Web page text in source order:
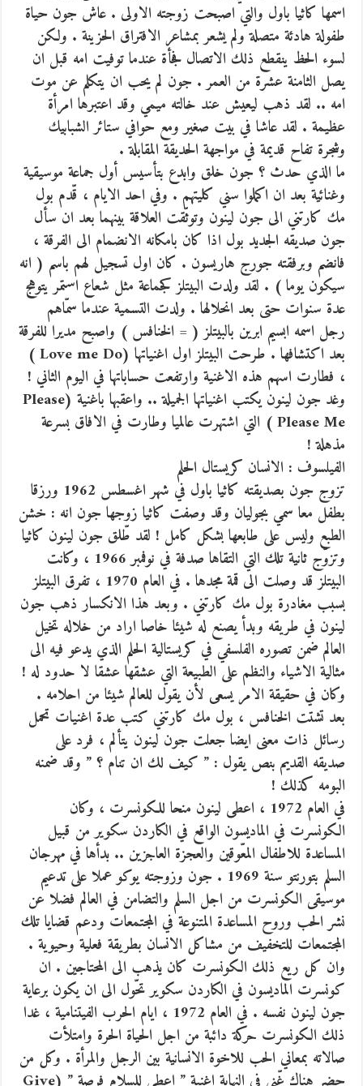
اسمها كاثيا باول والتي اصبحت زوجته الاولى . عاش جون حياة
طفولة هادئة متصلة ولم يشعر بمشاعر الافتراق الحزينة . ولكن
لسوء الحظ ينقطع ذلك الاتصال فجأة عندما توفيت امه قبل ان
يصل الثامنة عشرة من العمر . جون لم يحب ان يتكلم عن موت
امه .. لقد ذهب ليعيش عند خالته ميمي وقد اعتبرها امرأة
عظيمة . لقد عاشا في بيت صغير ومع حوافي ستائر الشبابيك
وشجرة تفاح قديمة في مواجهة الحديقة المقابلة .
ما الذي حدث ؟ جون خلق وابدع بتأسيس أول جماعة موسيقية
وغنائية بعد ان اكملوا سني كليتهم . وفي احد الايام ، قّدم بول
مك كارتني الى جون لينون وتوثّقت العلاقة بينهما بعد ان سأل
جون صديقه الجديد بول اذا كان بامكانه الانضمام الى الفرقة ،
فانضم وبرفقته جورج هاريسون . كان اول تسجيل لهم باسم ( انه
سيكون يوما ) . لقد ولدت البيتلز كجماعة مثل شعاع استمر يتوهج
عدة سنوات حتى بعد انحلالها . ولدت التسمية عندما سمّاهم
رجل اسمه ابسيم ابرين بالبيتلز ( = الخنافس ) واصبح مديرا للفرقة
بعد اكتشافها . طرحت البيتلز اول اغنياتها (Love me Do )
، فطارت اسهم هذه الاغنية وارتفعت حساباتها في اليوم الثاني !
وغد جون لينون يكتب اغنياتها الجميلة .. واعقبها باغنية (Please
Please Me ) التي اشتهرت عالميا وطارت في الافاق بسرعة
مذهلة !
الفيلسوف : الانسان كريستال الحلم
تزوج جون بصديقته كاثيا باول في شهر اغسطس 1962 ورزقا
بطفل معا سمي بجوليان وقد وصفت كاثيا زوجها جون انه : خشن
الطبع وليس على طابعها بشكل كامل ! لقد طّلق جون لينون كاثيا
وتزوّج ثانية تلك التي التقاها صدفة في نوفمبر 1966 ، وكانت
البيتلز قد وصلت الى قمة مجدها . في العام 1970 ، تفرق البيتلز
بسبب مغادرة بول مك كارتني . وبعد هذا الانكسار ذهب جون
لينون في طريقه وبدأ يصنع له شيئا خاصا اراد من خلاله تخيل
العالم ضمن تصوره الفلسفي في كريستالية الحلم الذي يدعو فيه الى
مثالية الاشياء والنظم على الطبيعة التي عشقها عشقا لا حدود له !
وكان في حقيقة الامر يسعى لأن يقول للعالم شيئا من احلامه .
بعد تشتت الخنافس ، بول مك كارتني كتب عدة اغنيات تحمل
رسائل ذات معنى ايضا جعلت جون لينون يتألم ، فرد على
صديقه القديم بنص يقول : ” كيف لك ان تنام ؟ ” وقد ضمنه
البومه كذلك !
في العام 1972 ، اعطى لينون منحا للكونسرت ، وكان
الكونسرت في الماديسون الواقع في الكاردن سكوير من قبيل
المساعدة للاطفال المعّوقين والعجزة العاجزين .. بدأها في مهرجان
السلم بتورنتو سنة 1969 . جون وزوجته يوكو عملا على تدعيم
موسيقى الكونسرت من اجل السلم والتضامن في العالم فضلا عن
نشر الحب وروح المساعدة المتنوعة في المجتمعات ودعم قضايا تلك
المجتمعات للتخفيف من مشاكل الانسان بطريقة فعلية وحيوية .
وان كل ريع ذلك الكونسرت كان يذهب الى المحتاجين . ان
كونسرت الماديسون في الكاردن سكوير تحّول الى ان يكون برعاية
جون لينون نفسه . في العام 1972 ، ايام الحرب الفيتنامية ، غدا
ذلك الكونسرت حركة دائبة من اجل الحياة الحرة وامتلأت
صالاته بمعاني الحب للاخوة الانسانية بين الرجل والمرأة . وكل من